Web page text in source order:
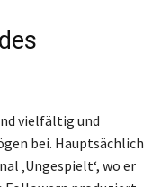
vielfältig und
bei. Hauptsächlich
‚Ungespielt‘, wo er